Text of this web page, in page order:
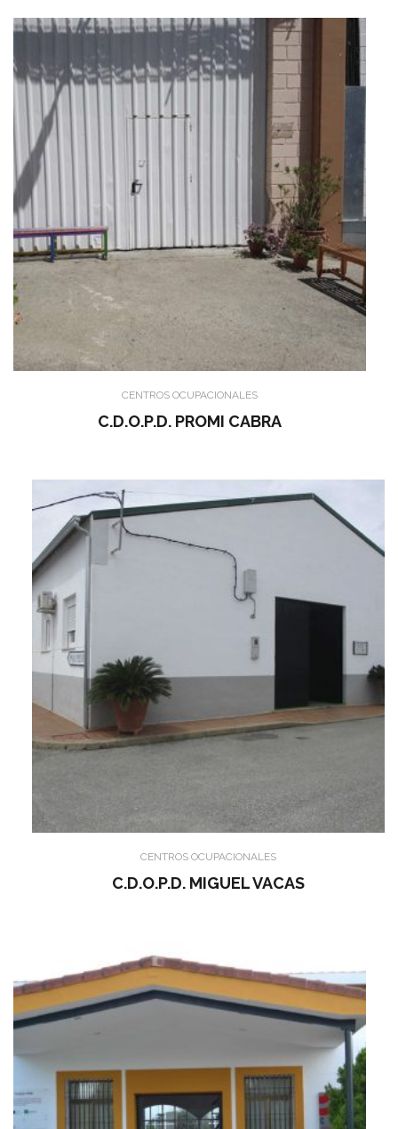
CENTROS OCUPACIONALES
C.D.O.P.D. PROMI CABRA
CENTROS OCUPACIONALES
C.D.O.P.D. MIGUEL VACAS